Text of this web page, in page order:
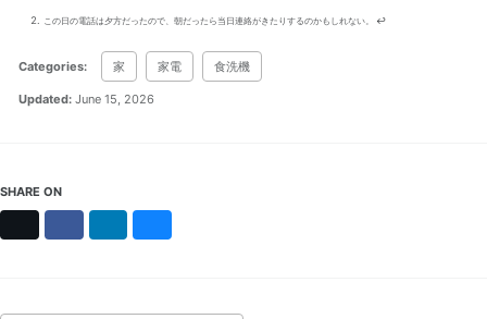
この日の電話は夕方だったので、朝だったら当日連絡がきたりするのかもしれない。 ↩
Categories: 家 家電 食洗機
Updated: June 15, 2026
SHARE ON